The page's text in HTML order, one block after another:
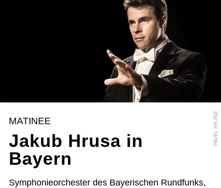
PAVEL HEJNZ
MATINEE
Jakub Hrusa in
Bayern
Symphonieorchester des Bayerischen Rundfunks,